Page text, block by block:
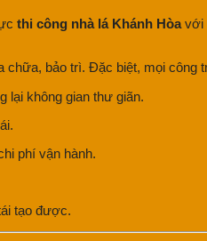
thi công nhà lá Khánh Hòavới
chữa, bảo trì. Đặc biệt, mọi công
lại không gian thư giãn.
phí vận hành.
tạo được.